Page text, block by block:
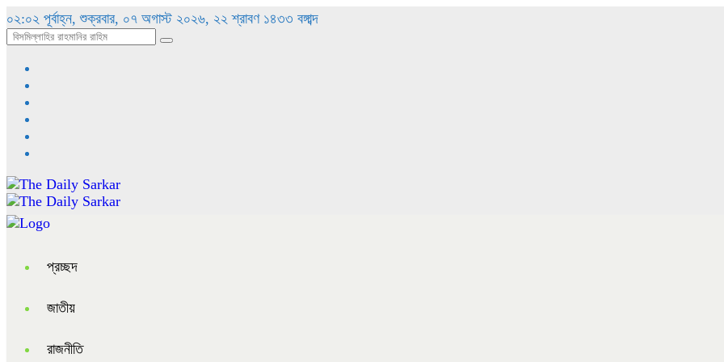
০২:০২ পূর্বাহ্ন, শুক্রবার, ০৭ অগাস্ট ২০২৬, ২২ শ্রাবণ ১৪৩৩ বঙ্গাব্দ
প্রচ্ছদ
জাতীয়
রাজনীতি